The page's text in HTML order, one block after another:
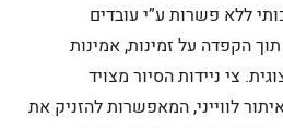
ללא פשרות ע”י עובדים
הקפדה על זמינות, אמינות
צי ניידות הסיור מצויד
לווייני, המאפשרות להזניק את